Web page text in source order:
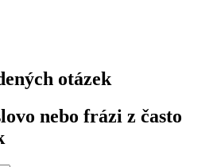
otázek
nebo frázi z často